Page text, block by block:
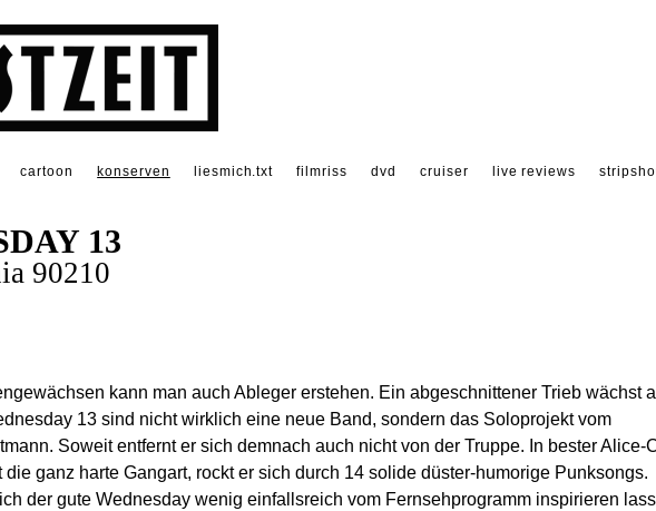
cartoon konserven liesmich.txt filmriss dvd cruiser live reviews
13
90210
kann man auch Ableger erstehen. Ein abgeschnittener Trieb wächst
13 sind nicht wirklich eine neue Band, sondern das Soloprojekt vom
Soweit entfernt er sich demnach auch nicht von der Truppe. In bester Alice-
die ganz harte Gangart, rockt er sich durch 14 solide düster-humorige Punksongs.
der gute Wednesday wenig einfallsreich vom Fernsehprogramm inspirieren